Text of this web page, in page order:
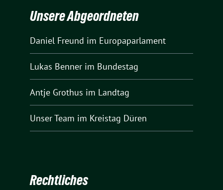
Unsere Abgeordneten
Daniel Freund im Europaparlament
Lukas Benner im Bundestag
Antje Grothus im Landtag
Unser Team im Kreistag Düren
Rechtliches